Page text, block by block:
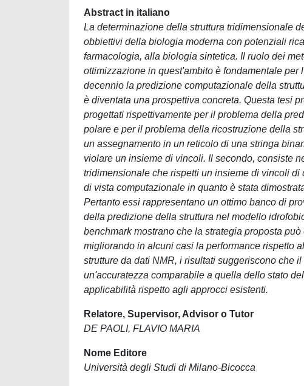
Abstract in italiano
La determinazione della struttura tridimensionale
obbiettivi della biologia moderna con potenziali
farmacologia, alla biologia sintetica. Il ruolo dei
ottimizzazione in quest'ambito è fondamentale
decennio la predizione computazionale della
è diventata una prospettiva concreta. Questa tesi
progettati rispettivamente per il problema della
polare e per il problema della ricostruzione della
un assegnamento in un reticolo di una stringa
violare un insieme di vincoli. Il secondo, consiste
tridimensionale che rispetti un insieme di vincoli
di vista computazionale in quanto è stata
Pertanto essi rappresentano un ottimo banco di
della predizione della struttura nel modello
benchmark mostrano che la strategia proposta
migliorando in alcuni casi la performance rispetto
strutture da dati NMR, i risultati suggeriscono che
un'accuratezza comparabile a quella dello stato
applicabilità rispetto agli approcci esistenti.
Relatore, Supervisor, Advisor o Tutor
DE PAOLI, FLAVIO MARIA
Nome Editore
Università degli Studi di Milano-Bicocca